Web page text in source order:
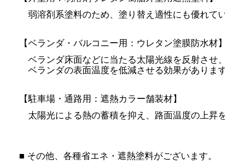
弱溶剤系塗料のため、塗り替え適性にも優れて
【ベランダ・バルコニー用：ウレタン塗膜防水材
ベランダ床面などに当たる太陽光線を反射させ
ベランダの表面温度を低減させる効果がありま
【駐車場・通路用：遮熱カラー舗装材】
太陽光による熱の蓄積を抑え、路面温度の上昇
■ その他、各種省エネ・遮熱塗料がございます。